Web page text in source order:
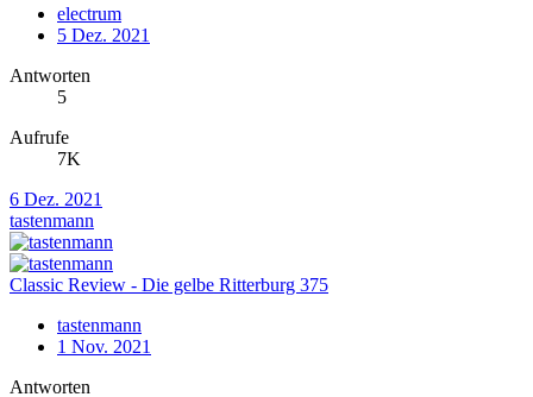
electrum
5 Dez. 2021
Antworten
5
Aufrufe
7K
6 Dez. 2021
tastenmann
Classic Review - Die gelbe Ritterburg 375
tastenmann
1 Nov. 2021
Antworten